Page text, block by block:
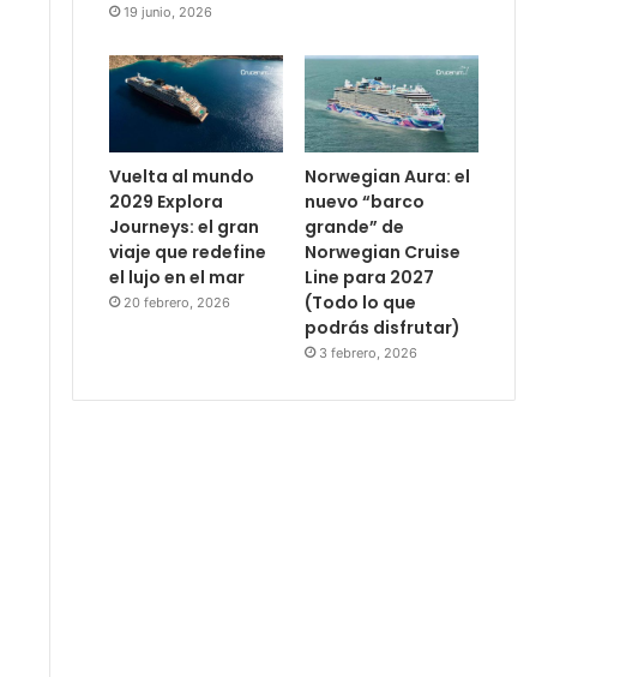
19 junio, 2026
Vuelta al mundo
2029 Explora
Journeys: el gran
viaje que redefine
el lujo en el mar
20 febrero, 2026
Norwegian Aura: el
nuevo “barco
grande” de
Norwegian Cruise
Line para 2027
(Todo lo que
podrás disfrutar)
3 febrero, 2026